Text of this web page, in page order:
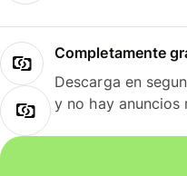
Completamente
Descarga en
y no hay anuncios